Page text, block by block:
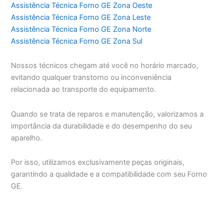
Assistência Técnica Forno GE Zona Oeste
Assistência Técnica Forno GE Zona Leste
Assistência Técnica Forno GE Zona Norte
Assistência Técnica Forno GE Zona Sul
Nossos técnicos chegam até você no horário marcado,
evitando qualquer transtorno ou inconveniência
relacionada ao transporte do equipamento.
Quando se trata de reparos e manutenção, valorizamos a
importância da durabilidade e do desempenho do seu
aparelho.
Por isso, utilizamos exclusivamente peças originais,
garantindo a qualidade e a compatibilidade com seu Forno
GE.